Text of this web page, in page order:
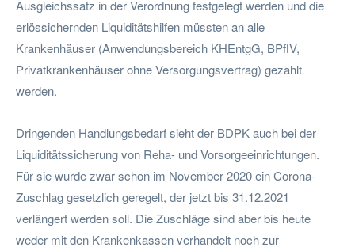
Ausgleichssatz in der Verordnung festgelegt werden und die
erlössichernden Liquiditätshilfen müssten an alle
Krankenhäuser (Anwendungsbereich KHEntgG, BPflV,
Privatkrankenhäuser ohne Versorgungsvertrag) gezahlt
werden.
Dringenden Handlungsbedarf sieht der BDPK auch bei der
Liquiditätssicherung von Reha- und Vorsorgeeinrichtungen.
Für sie wurde zwar schon im November 2020 ein Corona-
Zuschlag gesetzlich geregelt, der jetzt bis 31.12.2021
verlängert werden soll. Die Zuschläge sind aber bis heute
weder mit den Krankenkassen verhandelt noch zur